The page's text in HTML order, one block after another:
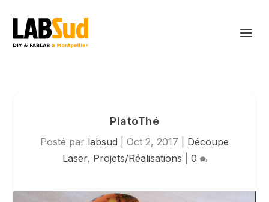
PlatoThé
Posté par labsud Oct 2, 2017
Découpe
Laser, Projets/Réalisations 0